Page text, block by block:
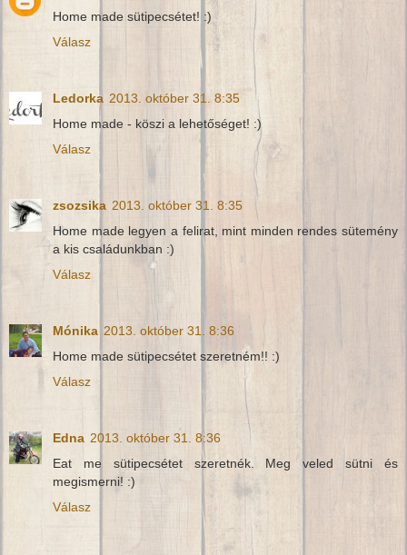
Home made sütipecsétet! :)
Válasz
Ledorka 2013. október 31. 8:35
Home made - köszi a lehetőséget! :)
Válasz
zsozsika 2013. október 31. 8:35
Home made legyen a felirat, mint minden rendes sütemény
a kis családunkban :)
Válasz
Mónika 2013. október 31. 8:36
Home made sütipecsétet szeretném!! :)
Válasz
Edna 2013. október 31. 8:36
Eat me sütipecsétet szeretnék. Meg veled sütni és
megismerni! :)
Válasz